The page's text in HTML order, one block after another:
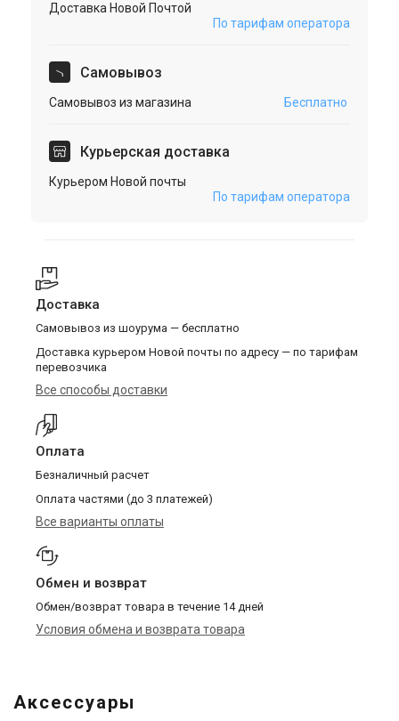
Доставка Новой Почтой
По тарифам оператора
Cамовывоз
Самовывоз из магазина Бесплатно
Курьерская доставка
Курьером Новой почты
По тарифам оператора
Доставка
Самовывоз из шоурума — бесплатно
Доставка курьером Новой почты по адресу — по тарифам
перевозчика
Все способы доставки
Оплата
Безналичный расчет
Оплата частями (до 3 платежей)
Все варианты оплаты
Обмен и возврат
Обмен/возврат товара в течение 14 дней
Условия обмена и возврата товара
Аксессуары